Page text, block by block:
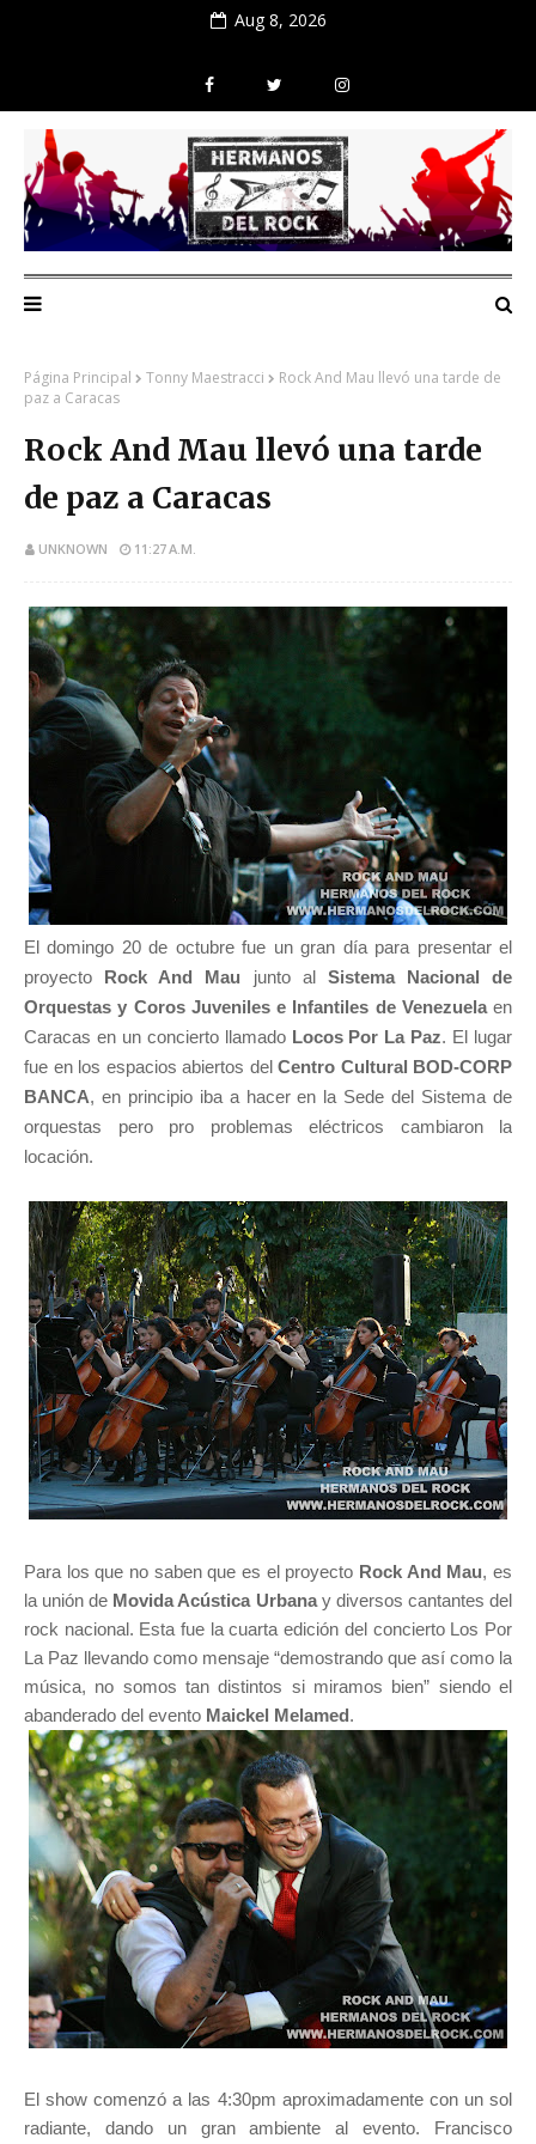
Aug 8, 2026
Página Principal Tonny Maestracci
Rock And Mau llevó una tarde de
paz a Caracas
Rock And Mau llevó una tarde
de paz a Caracas
UNKNOWN 11:27 A.M.
El domingo 20 de octubre fue un gran día para presentar el
proyecto Rock And Mau junto al Sistema Nacional de
Orquestas y Coros Juveniles e Infantiles de Venezuelaen
Caracas en un concierto llamado Locos Por La Paz. El lugar
fue en los espacios abiertos del Centro Cultural BOD-CORP
BANCA, en principio iba a hacer en la Sede del Sistema de
orquestas pero pro problemas eléctricos cambiaron la
locación.
Para los que no saben que es el proyecto Rock And Mau, es
la unión de Movida Acústica Urbana y diversos cantantes del
rock nacional. Esta fue la cuarta edición del concierto Los Por
La Paz llevando como mensaje “demostrando que así como la
música, no somos tan distintos si miramos bien” siendo el
abanderado del evento Maickel Melamed.
El show comenzó a las 4:30pm aproximadamente con un sol
radiante, dando un gran ambiente al evento. Francisco